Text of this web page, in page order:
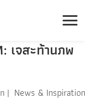
เจสะท้านภพ
News &